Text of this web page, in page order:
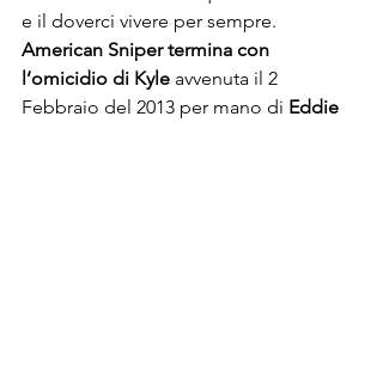
e il doverci vivere per sempre.
American Sniper termina con
l’omicidio di Kyle avvenuta il 2
Febbraio del 2013 per mano di Eddie